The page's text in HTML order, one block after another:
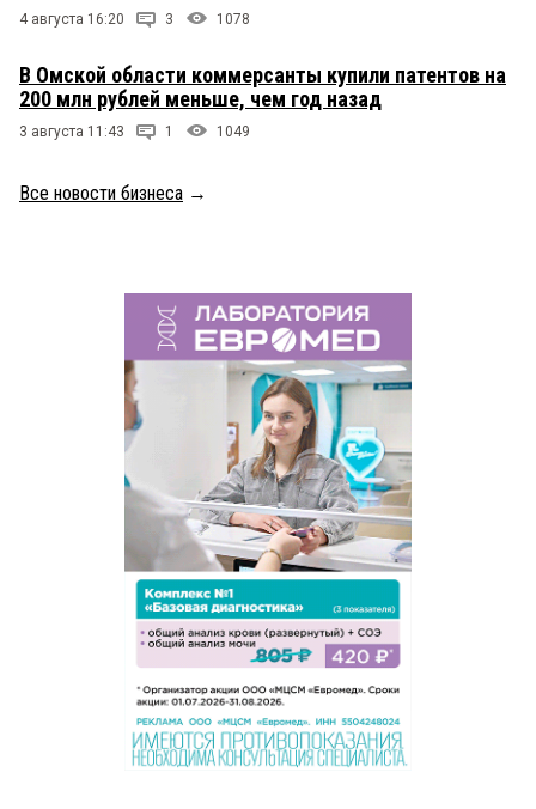
4 августа 16:20 3 1078
В Омской области коммерсанты купили патентов на
200 млн рублей меньше, чем год назад
3 августа 11:43 1 1049
Все новости бизнеса →